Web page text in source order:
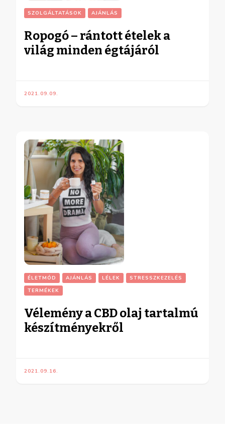
SZOLGÁLTATÁSOK AJÁNLÁS
Ropogó – rántott ételek a
világ minden égtájáról
2021.09.09.
ÉLETMÓD AJÁNLÁS LÉLEK
STRESSZKEZELÉS
TERMÉKEK
Vélemény a CBD olaj tartalmú
készítményekről
2021.09.16.